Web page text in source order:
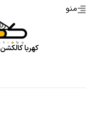
منو
کهربا کالکشن